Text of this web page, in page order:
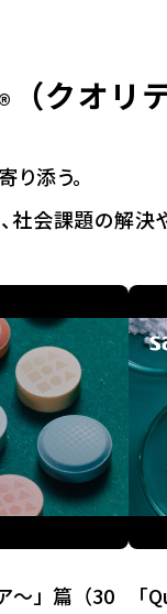
（クオリ
添う。
会課題の解決
～」篇（30
「